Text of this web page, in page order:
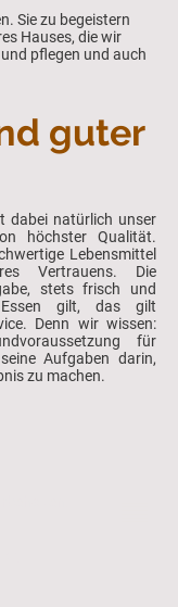
Sie zu begeistern
Hauses, die wir
pflegen und auch
guter
dabei natürlich unser
höchster Qualität.
Lebensmittel
Vertrauens. Die
stets frisch und
gilt, das gilt
Denn wir wissen:
für
Aufgaben darin,
zu machen.